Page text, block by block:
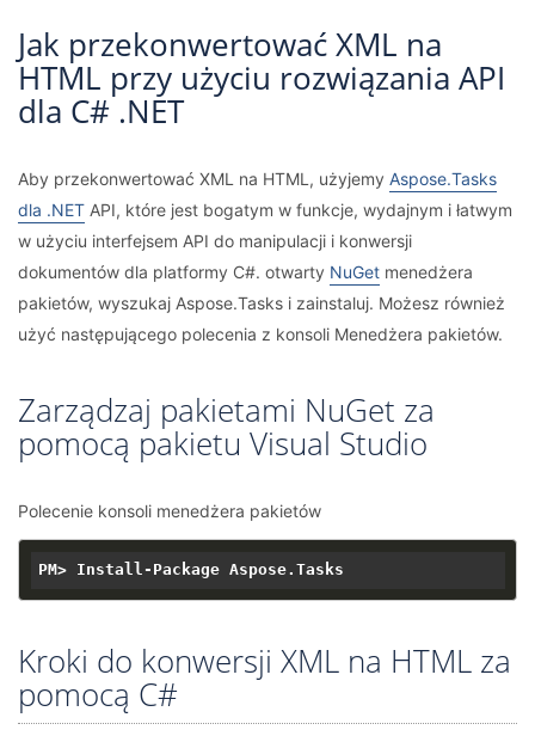
Jak przekonwertować XML na
HTML przy użyciu rozwiązania API
dla C# .NET
Aby przekonwertować XML na HTML, użyjemy Aspose.Tasks
dla .NET API, które jest bogatym w funkcje, wydajnym i łatwym
w użyciu interfejsem API do manipulacji i konwersji
dokumentów dla platformy C#. otwarty NuGet menedżera
pakietów, wyszukaj Aspose.Tasks i zainstaluj. Możesz również
użyć następującego polecenia z konsoli Menedżera pakietów.
Zarządzaj pakietami NuGet za
pomocą pakietu Visual Studio
Polecenie konsoli menedżera pakietów
Kroki do konwersji XML na HTML za
pomocą C#